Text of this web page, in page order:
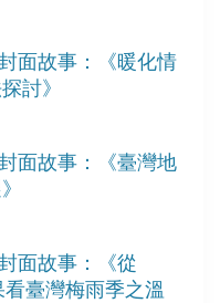
面故事：《暖化情
討》
面故事：《臺灣地
面故事：《從
臺灣梅雨季之溫